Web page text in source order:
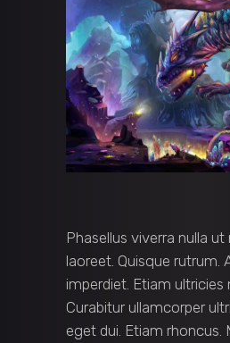
Phasellus viverra nulla
laoreet. Quisque rutrum.
imperdiet. Etiam ultricies
Curabitur ullamcorper
eget dui. Etiam rhoncus.